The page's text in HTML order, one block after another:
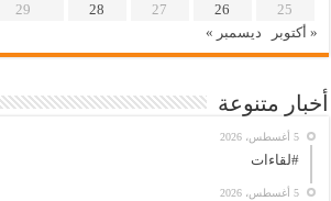
25
26
27
28
29
« أكتوبر
ديسمبر »
أخبار متنوعة
5 أغسطس، 2026
#لقاءات
5 أغسطس، 2026